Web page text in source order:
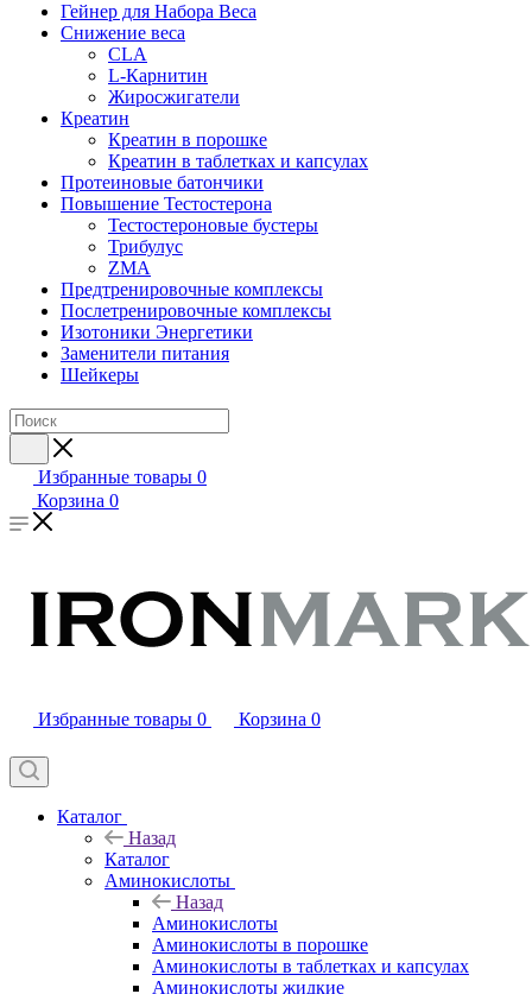
Гейнер для Набора Веса
Снижение веса
CLA
L-Карнитин
Жиросжигатели
Креатин
Креатин в порошке
Креатин в таблетках и капсулах
Протеиновые батончики
Повышение Тестостерона
Тестостероновые бустеры
Трибулус
ZMA
Предтренировочные комплексы
Послетренировочные комплексы
Изотоники Энергетики
Заменители питания
Шейкеры
Избранные товары 0
Корзина 0
Избранные товары 0 Корзина 0
Каталог
Назад
Каталог
Аминокислоты
Назад
Аминокислоты
Аминокислоты в порошке
Аминокислоты в таблетках и капсулах
Аминокислоты жидкие